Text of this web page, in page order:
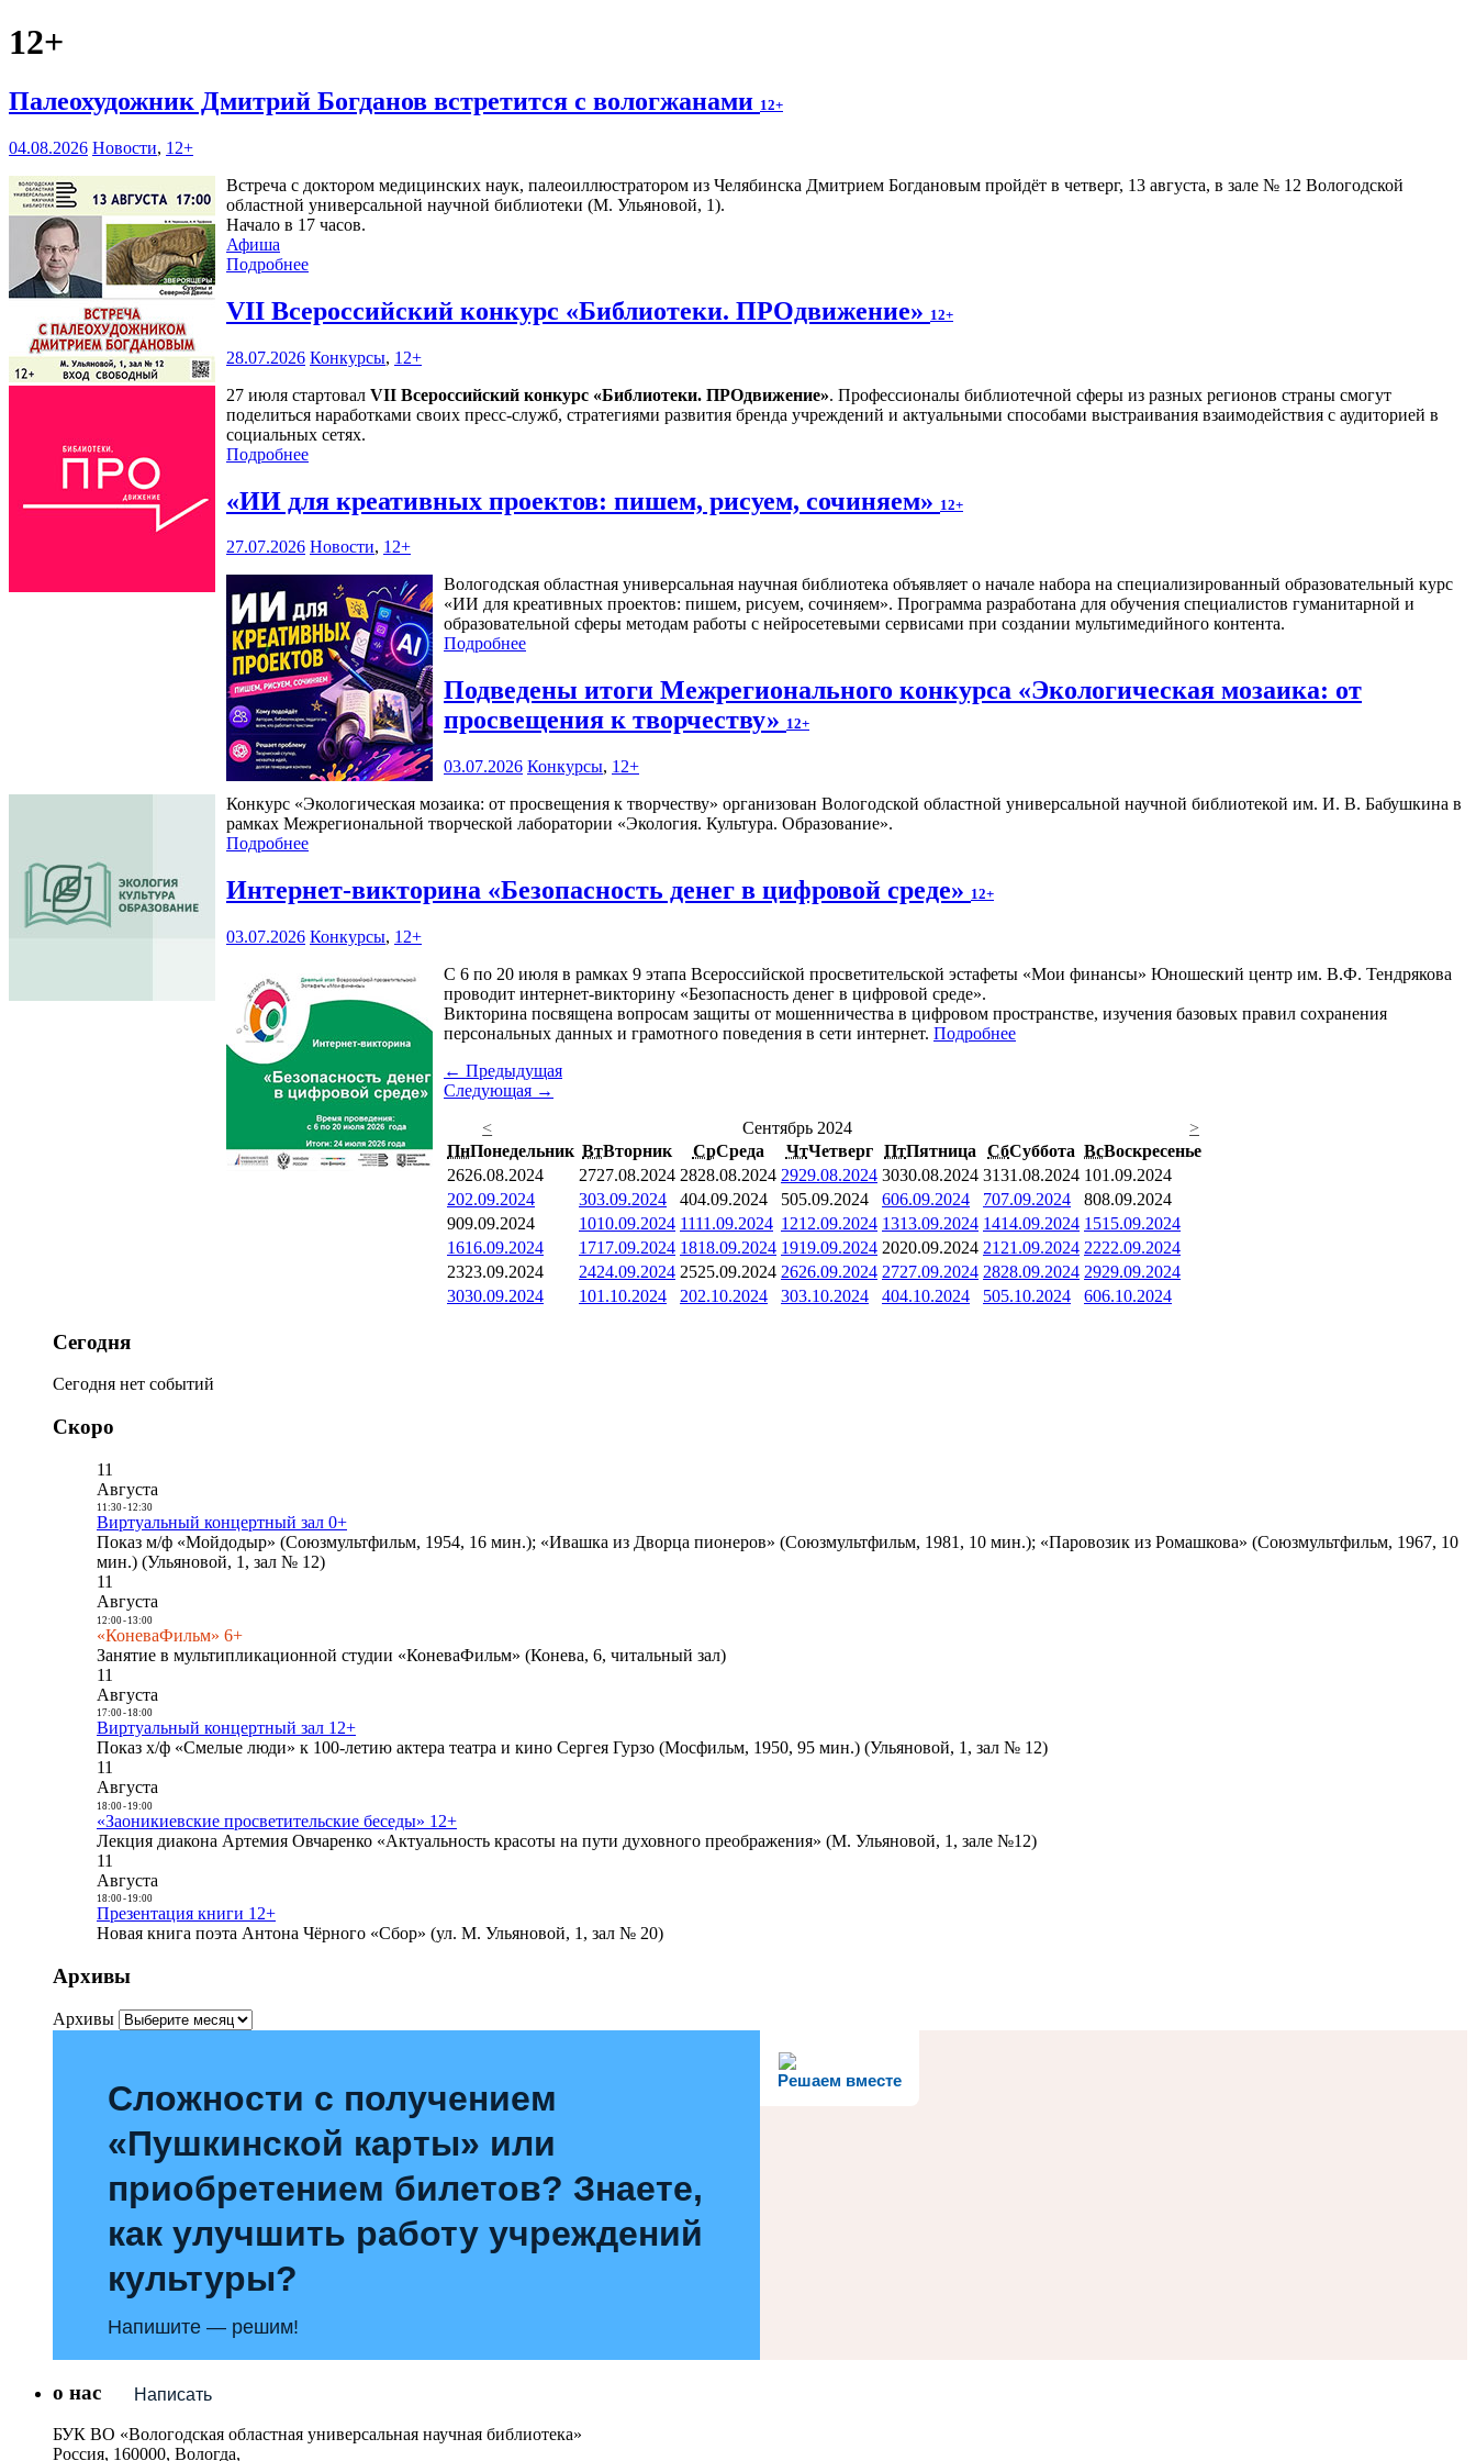
12+
Палеохудожник Дмитрий Богданов встретится с вологжанами 12+
04.08.2026 Новости, 12+
Встреча с доктором медицинских наук, палеоиллюстратором из Челябинска Дмитрием Богдановым пройдёт в четверг, 13 августа, в зале № 12 Вологодской
областной универсальной научной библиотеки (М. Ульяновой, 1).
Начало в 17 часов.
Афиша
Подробнее
VII Всероссийский конкурс «Библиотеки. ПРОдвижение» 12+
28.07.2026 Конкурсы, 12+
27 июля стартовал VII Всероссийский конкурс «Библиотеки. ПРОдвижение». Профессионалы библиотечной сферы из разных регионов страны смогут
поделиться наработками своих пресс-служб, стратегиями развития бренда учреждений и актуальными способами выстраивания взаимодействия с аудиторией в
социальных сетях.
Подробнее
«ИИ для креативных проектов: пишем, рисуем, сочиняем» 12+
27.07.2026 Новости, 12+
Вологодская областная универсальная научная библиотека объявляет о начале набора на специализированный образовательный курс
«ИИ для креативных проектов: пишем, рисуем, сочиняем». Программа разработана для обучения специалистов гуманитарной и
образовательной сферы методам работы с нейросетевыми сервисами при создании мультимедийного контента.
Подробнее
Подведены итоги Межрегионального конкурса «Экологическая мозаика: от
просвещения к творчеству» 12+
03.07.2026 Конкурсы, 12+
Конкурс «Экологическая мозаика: от просвещения к творчеству» организован Вологодской областной универсальной научной библиотекой им. И. В. Бабушкина в
рамках Межрегиональной творческой лаборатории «Экология. Культура. Образование».
Подробнее
Интернет-викторина «Безопасность денег в цифровой среде» 12+
03.07.2026 Конкурсы, 12+
С 6 по 20 июля в рамках 9 этапа Всероссийской просветительской эстафеты «Мои финансы» Юношеский центр им. В.Ф. Тендрякова
проводит интернет-викторину «Безопасность денег в цифровой среде».
Викторина посвящена вопросам защиты от мошенничества в цифровом пространстве, изучения базовых правил сохранения
персональных данных и грамотного поведения в сети интернет. Подробнее
← Предыдущая
Следующая →
<
Сентябрь 2024
>
ПнПонедельник ВтВторник СрСреда ЧтЧетверг ПтПятница СбСуббота ВсВоскресенье
2626.08.2024 2727.08.2024 2828.08.2024 2929.08.2024 3030.08.2024 3131.08.2024 101.09.2024
202.09.2024 303.09.2024 404.09.2024 505.09.2024 606.09.2024 707.09.2024 808.09.2024
909.09.2024 1010.09.2024 1111.09.2024 1212.09.2024 1313.09.2024 1414.09.2024 1515.09.2024
1616.09.2024 1717.09.2024 1818.09.2024 1919.09.2024 2020.09.2024 21 21.09.2024 2222.09.2024
2323.09.2024 2424.09.2024 2525.09.2024 2626.09.2024 2727.09.2024 2828.09.2024 2929.09.2024
3030.09.2024 101.10.2024 202.10.2024 303.10.2024 404.10.2024 505.10.2024 606.10.2024
Сегодня
Сегодня нет событий
Скоро
11
Августа
11:30- 12:30
Виртуальный концертный зал 0+
Показ м/ф «Мойдодыр» (Союзмультфильм, 1954, 16 мин.); «Ивашка из Дворца пионеров» (Союзмультфильм, 1981, 10 мин.); «Паровозик из Ромашкова» (Союзмультфильм, 1967, 10
мин.) (Ульяновой, 1, зал № 12)
11
Августа
12:00- 13:00
«КоневаФильм» 6+
Занятие в мультипликационной студии «КоневаФильм» (Конева, 6, читальный зал)
11
Августа
17:00- 18:00
Виртуальный концертный зал 12+
Показ х/ф «Смелые люди» к 100-летию актера театра и кино Сергея Гурзо (Мосфильм, 1950, 95 мин.) (Ульяновой, 1, зал № 12)
11
Августа
18:00- 19:00
«Заоникиевские просветительские беседы» 12+
Лекция диакона Артемия Овчаренко «Актуальность красоты на пути духовного преображения» (М. Ульяновой, 1, зале №12)
11
Августа
18:00- 19:00
Презентация книги 12+
Новая книга поэта Антона Чёрного «Сбор» (ул. М. Ульяновой, 1, зал № 20)
Архивы
Архивы
Решаем вместе
Сложности с получением
«Пушкинской карты» или
приобретением билетов? Знаете,
как улучшить работу учреждений
культуры?
Напишите — решим!
Написать
о нас
БУК ВО «Вологодская областная универсальная научная библиотека»
Россия, 160000, Вологда,